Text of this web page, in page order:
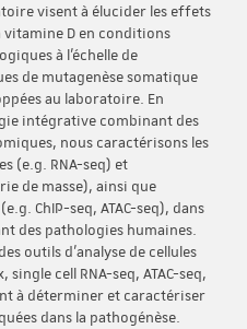
visent à élucider les effets
vitamine D en conditions
à l’échelle de
de mutagenèse somatique
au laboratoire. En
intégrative combinant des
nous caractérisons les
(e.g. RNA-seq) et
de masse), ainsi que
ChIP-seq, ATAC-seq), dans
des pathologies humaines.
outils d’analyse de cellules
cell RNA-seq, ATAC-seq,
à déterminer et caractériser
dans la pathogénèse.